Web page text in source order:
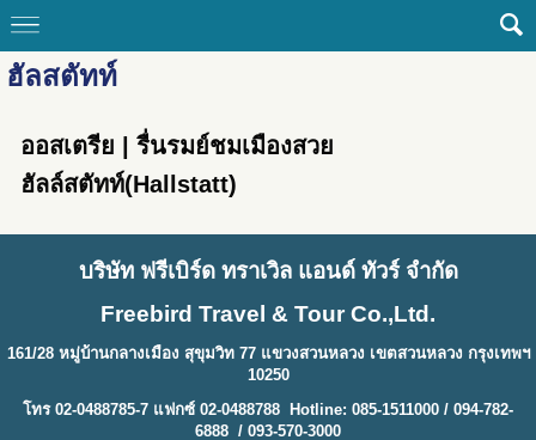
ฮัลสตัทท์
ออสเตรีย | รื่นรมย์ชมเมืองสวย
ฮัลล์สตัทท์(Hallstatt)
บริษัท ฟรีเบิร์ด ทราเวิล แอนด์ ทัวร์ จำกัด
Freebird Travel & Tour Co.,Ltd.
161/28 หมู่บ้านกลางเมือง สุขุมวิท 77 แขวงสวนหลวง เขตสวนหลวง กรุงเทพฯ
10250
โทร 02-0488785-7 แฟกซ์ 02-0488788 Hotline: 085-1511000 / 094-782-
6888 / 093-570-3000